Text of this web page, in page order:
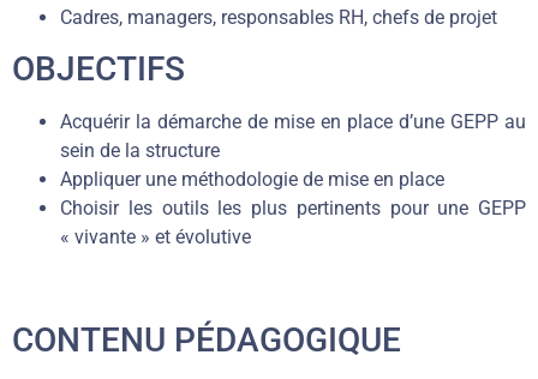
Cadres, managers, responsables RH, chefs de projet
OBJECTIFS
Acquérir la démarche de mise en place d’une GEPP au
sein de la structure
Appliquer une méthodologie de mise en place
Choisir les outils les plus pertinents pour une GEPP
« vivante » et évolutive
CONTENU PÉDAGOGIQUE